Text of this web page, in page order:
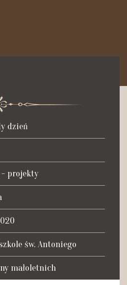
do godz. 8.30 oraz po Mszy
do godz. 18.00.
+48 665 034 305
i ekspozycji muzealnej:
przewodnik
+ 48 667 684 406
z Alkantary
z Padwy
Kościuszki 27a
Węgrów
konta:
8645 2000 0010
dzień
projekty
św. Antoniego
małoletnich